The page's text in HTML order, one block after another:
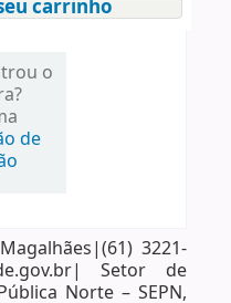
carrinho
o
de
3221-
Setor de
Norte – SEPN,